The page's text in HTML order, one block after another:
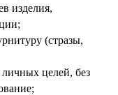
изделия,
(стразы,
целей, без